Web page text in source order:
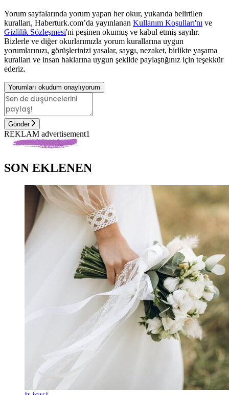
Yorum sayfalarında yorum yapan her okur, yukarıda belirtilen
kuralları, Haberturk.com’da yayınlanan Kullanım Koşulları'nı ve
Gizlilik Sözleşmesi'ni peşinen okumuş ve kabul etmiş sayılır.
Bizlerle ve diğer okurlarımızla yorum kurallarına uygun
yorumlarınızı, görüşlerinizi yasalar, saygı, nezaket, birlikte yaşama
kuralları ve insan haklarına uygun şekilde paylaştığınız için teşekkür
ederiz.
Yorumları okudum onaylıyorum
Gönder
REKLAM advertisement1
SON EKLENEN